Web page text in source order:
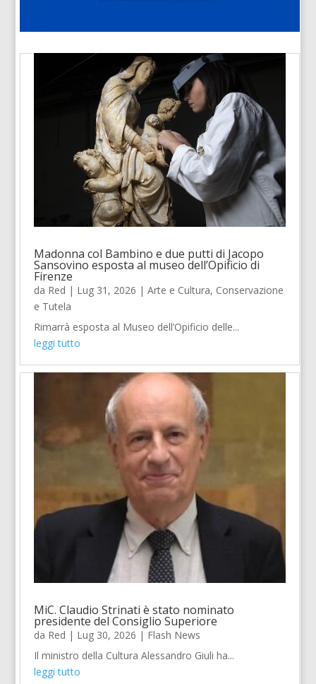
Madonna col Bambino e due putti di Jacopo
Sansovino esposta al museo dell’Opificio di
Firenze
da Red | Lug 31, 2026 |Arte e Cultura, Conservazione
e Tutela
Rimarrà esposta al Museo dell’Opificio delle...
leggi tutto
MiC. Claudio Strinati è stato nominato
presidente del Consiglio Superiore
da Red | Lug 30, 2026 | Flash News
Il ministro della Cultura Alessandro Giuli ha...
leggi tutto